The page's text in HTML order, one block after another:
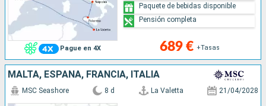
Pague en 4X 689 € +Tasas
Paquete de bebidas disponible
Pensión completa
MALTA, ESPAÑA, FRANCIA, ITALIA
MSC Seashore 8 d La Valetta 21/04/2028